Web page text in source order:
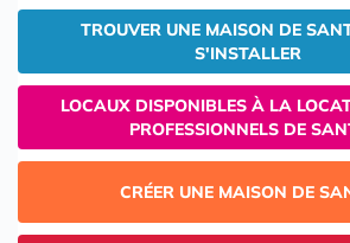
TROUVER UNE MAISON DE
S'INSTALLER
LOCAUX DISPONIBLES À LA
PROFESSIONNELS DE
CRÉER UNE MAISON DE